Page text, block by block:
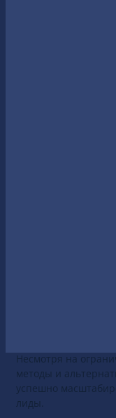
Несмотря на
методы и
успешно
лиды.